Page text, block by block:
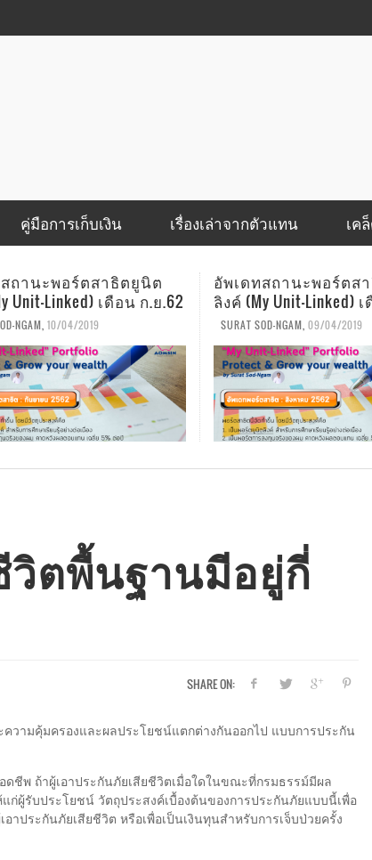
สถานะพอร์ตสาธิตยูนิต
UNIT-LINKED) เดือน
NGAM,09/04/2019
ประกันมะเร็งหายห่วง
ค่ารักษามะเร็งทุกระยะ
อะไรบ้าง
คู่มือการเก็บเงิน
หนี้
เรื่องเล่าจากตัวแทน
คุณไม่เคยรู้มาก่อน
เค
LINKED) เดือน ต.ค.62
ถานะพอร์ตสาธิตยูนิต
Unit-Linked) เดือน ส.ค.62
NGAM 09/04/2019
โรคที่ว่าร้ายแล้ว.. แต่ค่
ยิ่งร้ายแรงกว่า
AOMSIN,08/19/2019
ตพื้นฐานมีอยู่กี่
SHARE ON:
ามคุ้มครองและผลประโยชน์แตกต่างกันออกไป แบบการประกัน
ชีพ ถ้าผู้เอาประกันภัยเสียชีวิตเมื่อใดในขณะที่กรมธรรม์มีผล
ก่ผู้รับประโยชน์ วัตถุประสงค์เบื้องต้นของการประกันภัยแบบนี้เพื่อ
าประกันภัยเสียชีวิต หรือเพื่อเป็นเงินทุนสำหรับการเจ็บป่วยครั้ง